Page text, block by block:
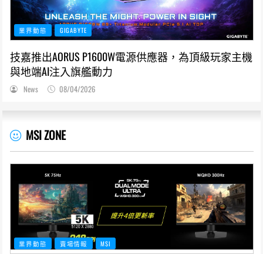
業界動態 GIGABYTE
技嘉推出AORUS P1600W電源供應器，為頂級玩家主機
與地端AI注入旗艦動力
News 08/04/2026
MSI ZONE
業界動態 賣場情報 MSI